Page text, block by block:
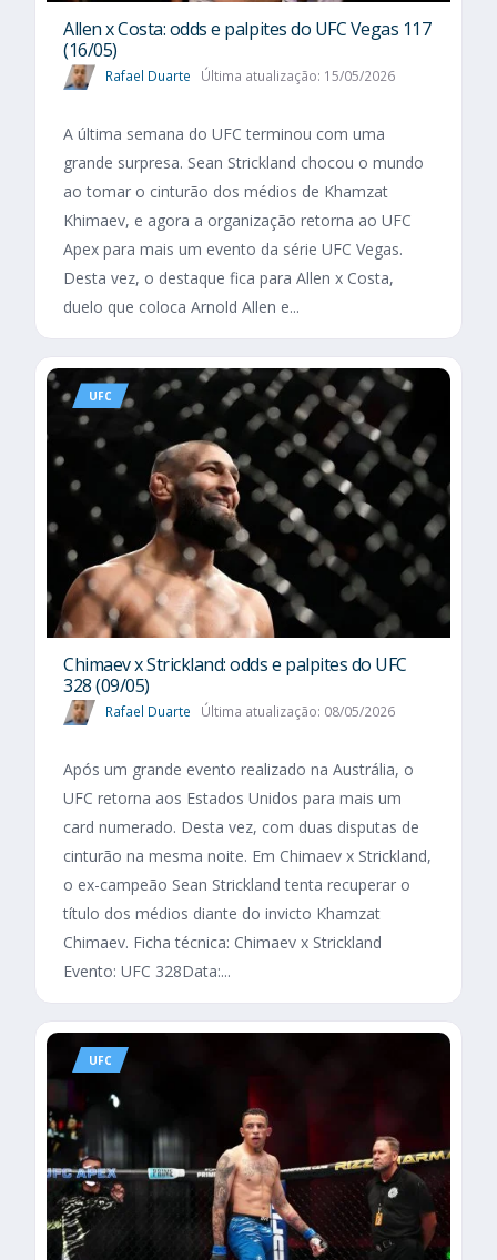
Allen x Costa: odds e palpites do UFC Vegas 117
(16/05)
Rafael Duarte Última atualização: 15/05/2026
A última semana do UFC terminou com uma
grande surpresa. Sean Strickland chocou o mundo
ao tomar o cinturão dos médios de Khamzat
Khimaev, e agora a organização retorna ao UFC
Apex para mais um evento da série UFC Vegas.
Desta vez, o destaque fica para Allen x Costa,
duelo que coloca Arnold Allen e...
UFC
Chimaev x Strickland: odds e palpites do UFC
328 (09/05)
Rafael Duarte Última atualização: 08/05/2026
Após um grande evento realizado na Austrália, o
UFC retorna aos Estados Unidos para mais um
card numerado. Desta vez, com duas disputas de
cinturão na mesma noite. Em Chimaev x Strickland,
o ex-campeão Sean Strickland tenta recuperar o
título dos médios diante do invicto Khamzat
Chimaev. Ficha técnica: Chimaev x Strickland
Evento: UFC 328Data:...
UFC